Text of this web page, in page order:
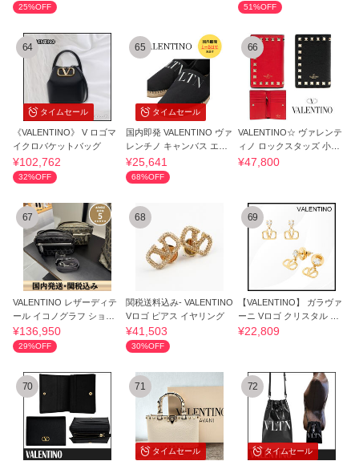
25%OFF 51%OFF
タイムセール
64
《VALENTINO》 V ロゴマ
イクロバケットバッグ
¥102,762
32%OFF
タイムセール
65
国内即発 VALENTINO ヴァ
レンチノ キャンバス エス
パドリーユ黒
¥25,641
68%OFF
66
VALENTINO☆ ヴァレンテ
ィノ ロックスタッズ 小銭
付 財布 ☆ 1点
¥47,800
67
VALENTINO レザーディテ
ール イコノグラフ ショル
ダーバッグ
¥136,950
29%OFF
68
関税送料込み- VALENTINO
Vロゴ ピアス イヤリング
¥41,503
30%OFF
69
【VALENTINO】 ガラヴァ
ーニ Vロゴ クリスタル ド
ロップ ピアス
¥22,809
70
タイムセール
71
タイムセール
72